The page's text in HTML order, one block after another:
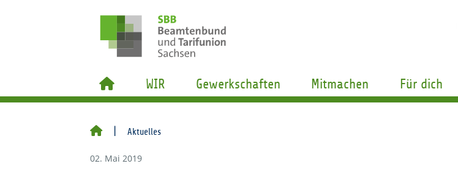
WIR Gewerkschaften Mitmachen Für dich
Aktuelles
02. Mai 2019